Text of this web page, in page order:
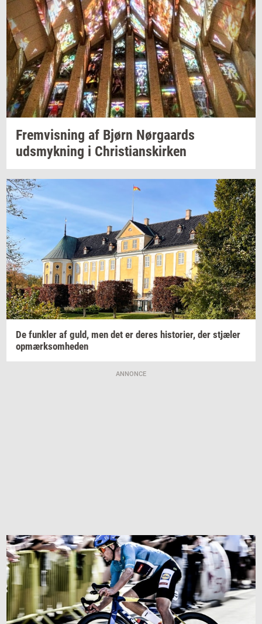
Frem­vis­ning af Bjørn Nør­gaards
udsmyk­ning i Chri­sti­anskir­ken
De funk­ler af guld, men det er deres hi­sto­ri­er, der stjæ­ler
op­mærk­som­he­den
ANNONCE